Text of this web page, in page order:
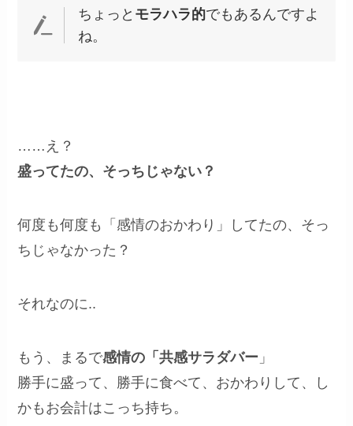
ちょっと モラハラ的でもあるんですよ
ね。
……え？
盛ってたの、そっちじゃない？
何度も何度も「感情のおかわり」してたの、そっ
ちじゃなかった？
それなのに..
もう、まるで感情の「共感サラダバー 」
勝手に盛って、勝手に食べて、おかわりして、し
かもお会計はこっち持ち。